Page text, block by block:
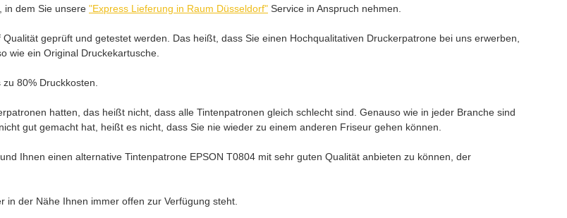
in dem Sie unsere "Express Lieferung in Raum Düsseldorf" Service in Anspruch nehmen.
geprüft und getestet werden. Das heißt, dass Sie einen Hochqualitativen Druckerpatrone bei uns erwerben,
wie ein Original Druckekartusche.
80% Druckkosten.
hatten, das heißt nicht, dass alle Tintenpatronen gleich schlecht sind. Genauso wie in jeder Branche sind
gut gemacht hat, heißt es nicht, dass Sie nie wieder zu einem anderen Friseur gehen können.
Ihnen einen alternative Tintenpatrone EPSON T0804 mit sehr guten Qualität anbieten zu können, der
der Nähe Ihnen immer offen zur Verfügung steht.